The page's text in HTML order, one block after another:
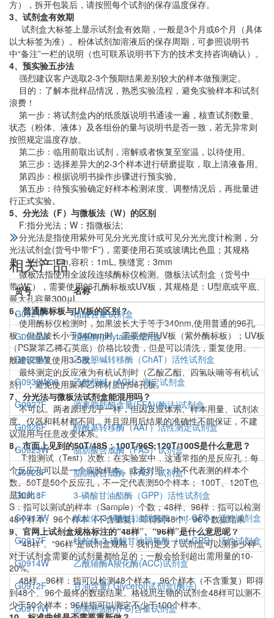
方），拆开包装后，请按照每个试剂的保存温度保存。
3、试剂盒有效期
试剂盒大标签上显示试剂盒有效期，一般是3个月或6个月（具体
以大标签为准）。粉体试剂加溶液后的保存周期，可参照说明书
中“备注”一栏的说明（也可联系说明书下方的技术支持咨询确认）。
4、预实验五步法
强烈建议客户选取2-3个预期结果差别较大的样本做预测定。
目的：了解本批样品情况，熟悉实验流程，避免实验样本和试剂
浪费！
第一步：将试剂盒内的纸质版说明书通读一遍，核查试剂数量、
状态（粉体、液体）及各组份的量与说明书是否一致，若无异常则
按照规定温度存放。
第二步：临用前取出试剂，溶解或者恢复至室温，以待使用。
第三步：选择差异大的2-3个样本进行研磨提取，取上清液备用。
第四步：根据说明书操作步骤进行预实验。
第五步：待预实验确定好样本检测浓度、调整情况后，再批量进
行正式实验。
5、分光法（F）与微板法（W）的区别
F:指分光法；W：指微板法;
分光法是指使用紫外可见分光光度计或可见分光光度计检测，分
光法试剂盒(货号中带“F”)，需要使用石英或玻璃比色皿；其规格
是：光径：1cm,容积：1mL, 狭缝宽：3mm
微板法指使用全波段连续酶标仪检测。微板法试剂盒（货号中
带“W”），需要使用96孔酶标板或UV板，其规格是：U型底或平底、
最大孔容量300μL
6、普通酶标板与UV板的区别？
使用酶标仪检测时，如果波长大于等于340nm,使用普通的96孔
板；但是波长小于340nm时，需要使用UV板（紫外酶标板）；UV板
（PS聚苯乙稀石英底）价格比较贵，但是可以清洗，重复使用。一
般建议重复使用3-5次；
最终测定的反应液为有机试剂时（乙酸乙酯、四氢呋喃等有机试
剂），避免使用聚苯乙稀材质的96孔板。
7、分光法与微板法试剂盒能混用吗？
不可以。两者原理几乎一样，但因反应体系、样本用量、试剂浓
度、仪器和耗材都不同，并且混用后结果的准确性不能保证，不建
议混用与任意改变体系。
8、市面上见到的50T/48S；100T/96S;120T/100S是什么意思？
T:指测试（Test）次数；在实验室中，这通常指的是反应孔；每
个反应孔可以是一个实验样本，或者对照；并不代表测的样本个
数。50T是50个反应孔，不一定代表测50个样本； 100T、120T也
是如此；
S：指可以测试的样本（Sample）个数；48样、96样：指可以检测
48个样本、96个样本（不含重复）即得到48个、96个数据结果
9、官网上试剂盒规格标注的“48样”、“96样”是什么意思呢？
“48样”、“96样”是试剂盒规格，我们定义了试剂盒可以测多少样，
对于试剂盒需要的试剂量都给足的；一般会给到超出需用量的10-
20%。
48样、96样：指可以检测48个样本、96个样本（不含重复）即得
到48个、96个最终的数据结果。格锐思生物的试剂盒48样可以测不
少于50个样本；96样指可以测定不少于100个样本。
相关产品
货号 名称
G0921F
植酸含量试剂盒
G0905W
植酸酶(phytase)试剂盒
G0929W
乙酰胆碱转移酶（ChAT）活性试剂盒
G0930W96
乙酰胆碱（ACH）测定试剂盒
G0927F
游离脂肪酸含量(FFA)(酶法)试剂盒
G0926F
醇酰基转移酶（AAT）活性测定试剂盒
G0923W
脂肪酸合成酶（FAS）试剂盒
G0923F
脂肪酸合成酶（FAS）试剂盒
G0918F
3-磷酸甘油酯酶（GPP）活性试剂盒
G0917W
线粒体-3-磷酸甘油脱氢酶（mt-GPD）活性试剂盒
G0917F
线粒体-3-磷酸甘油脱氢酶（mt-GPD）活性试剂盒
G0914W
乙酰辅酶A羧化酶(ACC)试剂盒
G0912F
甘油含量( Glycerol)试剂盒(酶法)
G0911W
游离胆固醇(FC)含量试剂盒